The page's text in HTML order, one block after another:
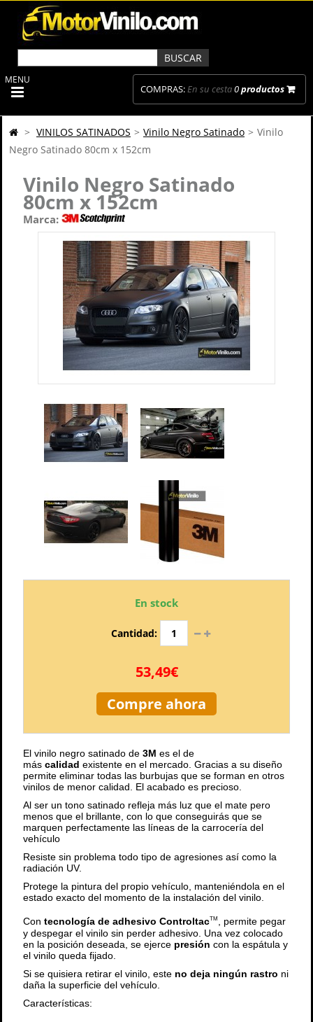
COMPRAS:En su cesta0productos
MENU
> VINILOS SATINADOS > Vinilo Negro Satinado > Vinilo
Negro Satinado 80cm x 152cm
Vinilo Negro Satinado
80cm x 152cm
Marca:
En stock
Cantidad:
53,49€
Compre ahora
El vinilo negro satinado de 3M es el de
más calidad existente en el mercado. Gracias a su diseño
permite eliminar todas las burbujas que se forman en otros
vinilos de menor calidad. El acabado es precioso.
Al ser un tono satinado refleja más luz que el mate pero
menos que el brillante, con lo que conseguirás que se
marquen perfectamente las líneas de la carrocería del
vehículo
Resiste sin problema todo tipo de agresiones así como la
radiación UV.
Protege la pintura del propio vehículo, manteniéndola en el
estado exacto del momento de la instalación del vinilo.
Con tecnología de adhesivo ControltacTM
, permite pegar
y despegar el vinilo sin perder adhesivo. Una vez colocado
en la posición deseada, se ejerce presión con la espátula y
el vinilo queda fijado.
Si se quisiera retirar el vinilo, este no deja ningún rastro ni
daña la superficie del vehículo.
Características: